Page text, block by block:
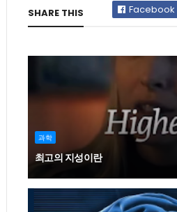
SHARE THIS Facebook
과학
최고의 지성이란